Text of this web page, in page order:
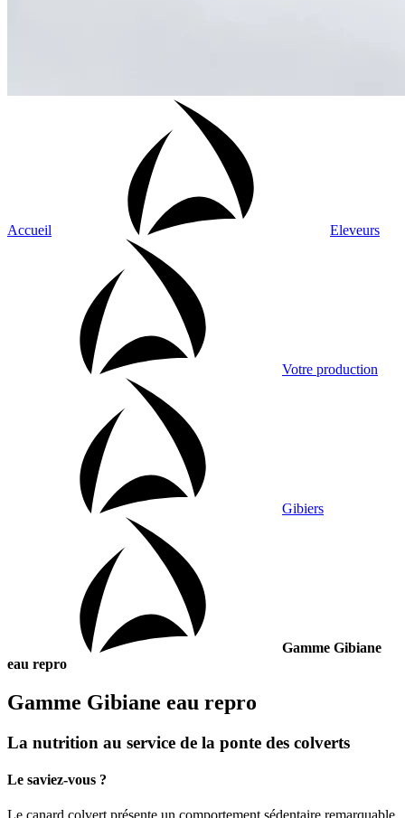
Accueil Eleveurs
Votre production
Gibiers
Gamme Gibiane
eau repro
Gamme Gibiane eau repro
La nutrition au service de la ponte des colverts
Le saviez-vous ?